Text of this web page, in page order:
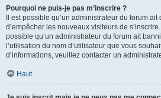
Pourquoi ne puis-je pas m’inscrire ?
Il est possible qu’un administrateur du forum
d’empêcher les nouveaux visiteurs de
possible qu’un administrateur du forum ait
l’utilisation du nom d’utilisateur que vous
d’informations, veuillez contacter un
Haut